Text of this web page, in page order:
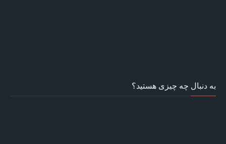
به دنبال چه چیزی هستید؟